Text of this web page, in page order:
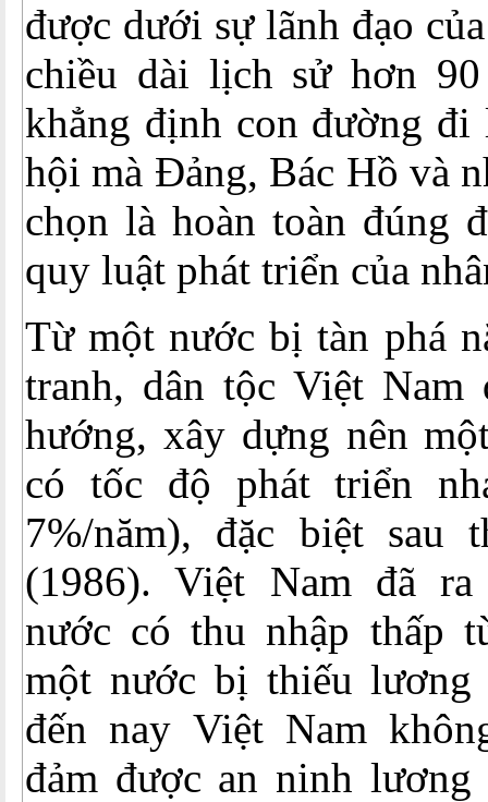
được dưới sự lãnh đạo
chiều dài lịch sử hơn
khẳng định con đường đi
hội mà Đảng, Bác Hồ và
chọn là hoàn toàn đúng
quy luật phát triển của
Từ một nước bị tàn phá
tranh, dân tộc Việt
hướng, xây dựng nên
có tốc độ phát triển
7%/năm), đặc biệt
(1986). Việt Nam đã
nước có thu nhập thấp
một nước bị thiếu lương
đến nay Việt Nam
đảm được an ninh